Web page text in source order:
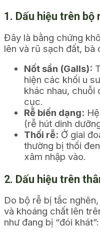
1. Dấu hiệu trên bộ
Đây là bằng chứng
lên và rũ sạch đất, bà
Nốt sần (Galls):
hiện các khối u
khác nhau, chuỗi
cục.
Rễ biến dạng:
(rễ hút dinh
Thối rễ: Ở giai
thường bị thối
xâm nhập vào.
2. Dấu hiệu trên
Do bộ rễ bị tắc
và khoáng chất lên
như đang bị “đói khát”: